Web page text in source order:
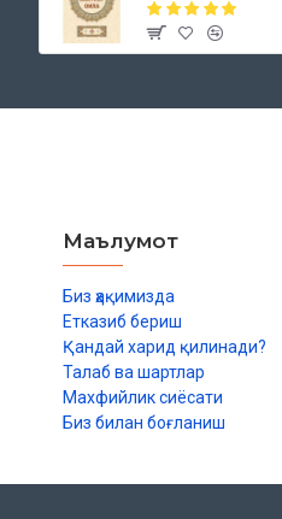
Маълумот
Биз ҳақимизда
Етказиб бериш
Қандай харид қилинади?
Талаб ва шартлар
Махфийлик сиёсати
Биз билан боғланиш